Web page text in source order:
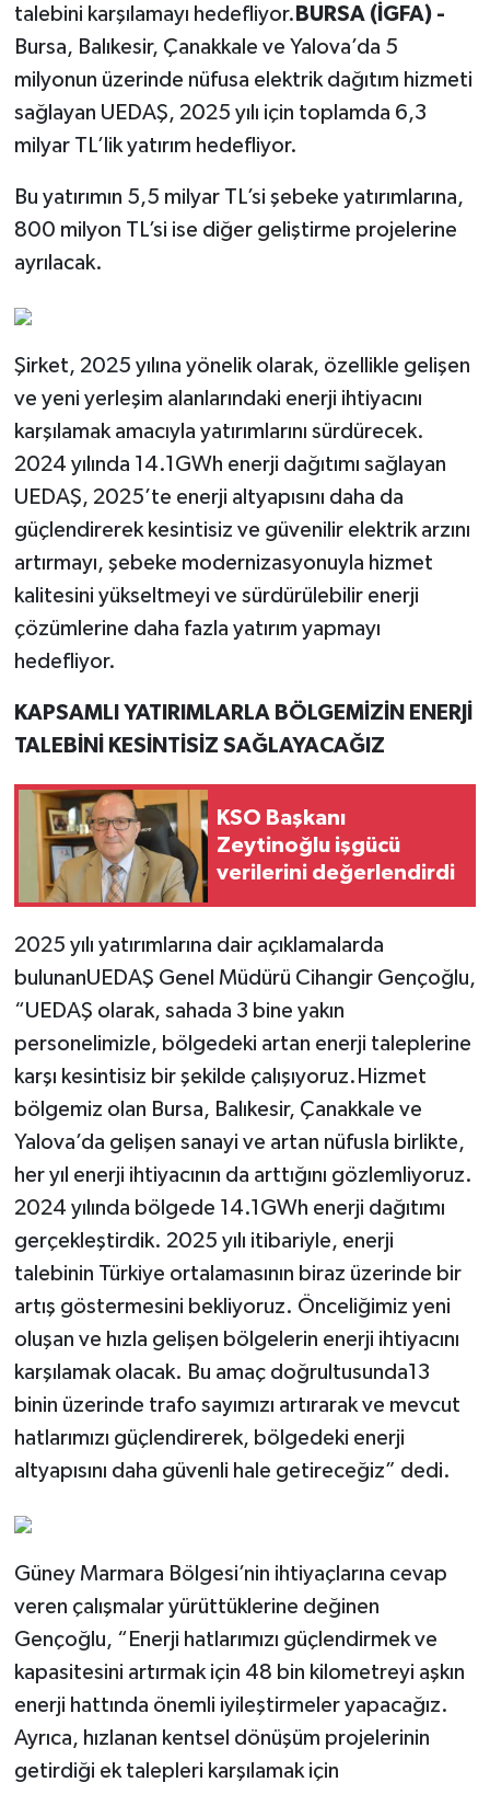
talebini karşılamayı hedefliyor. BURSA (İGFA) -
Bursa, Balıkesir, Çanakkale ve Yalova’da 5
milyonun üzerinde nüfusa elektrik dağıtım hizmeti
sağlayan UEDAŞ, 2025 yılı için toplamda 6,3
milyar TL’lik yatırım hedefliyor.
Bu yatırımın 5,5 milyar TL’si şebeke yatırımlarına,
800 milyon TL’si ise diğer geliştirme projelerine
ayrılacak.
Şirket, 2025 yılına yönelik olarak, özellikle gelişen
ve yeni yerleşim alanlarındaki enerji ihtiyacını
karşılamak amacıyla yatırımlarını sürdürecek.
2024 yılında 14.1GWh enerji dağıtımı sağlayan
UEDAŞ, 2025’te enerji altyapısını daha da
güçlendirerek kesintisiz ve güvenilir elektrik arzını
artırmayı, şebeke modernizasyonuyla hizmet
kalitesini yükseltmeyi ve sürdürülebilir enerji
çözümlerine daha fazla yatırım yapmayı
hedefliyor.
KAPSAMLI YATIRIMLARLA BÖLGEMİZİN ENERJİ
TALEBİNİ KESİNTİSİZ SAĞLAYACAĞIZ
KSO Başkanı
Zeytinoğlu işgücü
verilerini değerlendirdi
2025 yılı yatırımlarına dair açıklamalarda
bulunanUEDAŞ Genel Müdürü Cihangir Gençoğlu,
“UEDAŞ olarak, sahada 3 bine yakın
personelimizle, bölgedeki artan enerji taleplerine
karşı kesintisiz bir şekilde çalışıyoruz.Hizmet
bölgemiz olan Bursa, Balıkesir, Çanakkale ve
Yalova’da gelişen sanayi ve artan nüfusla birlikte,
her yıl enerji ihtiyacının da arttığını gözlemliyoruz.
2024 yılında bölgede 14.1GWh enerji dağıtımı
gerçekleştirdik. 2025 yılı itibariyle, enerji
talebinin Türkiye ortalamasının biraz üzerinde bir
artış göstermesini bekliyoruz. Önceliğimiz yeni
oluşan ve hızla gelişen bölgelerin enerji ihtiyacını
karşılamak olacak. Bu amaç doğrultusunda13
binin üzerinde trafo sayımızı artırarak ve mevcut
hatlarımızı güçlendirerek, bölgedeki enerji
altyapısını daha güvenli hale getireceğiz” dedi.
Güney Marmara Bölgesi’nin ihtiyaçlarına cevap
veren çalışmalar yürüttüklerine değinen
Gençoğlu, “Enerji hatlarımızı güçlendirmek ve
kapasitesini artırmak için 48 bin kilometreyi aşkın
enerji hattında önemli iyileştirmeler yapacağız.
Ayrıca, hızlanan kentsel dönüşüm projelerinin
getirdiği ek talepleri karşılamak için